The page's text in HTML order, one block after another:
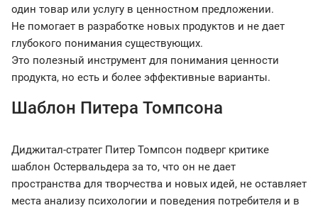
один товар или услугу в ценностном предложении.
Не помогает в разработке новых продуктов и не дает
глубокого понимания существующих.
Это полезный инструмент для понимания ценности
продукта, но есть и более эффективные варианты.
Шаблон Питера Томпсона
Диджитал-стратег Питер Томпсон подверг критике
шаблон Остервальдера за то, что он не дает
пространства для творчества и новых идей, не оставляет
места анализу психологии и поведения потребителя и в